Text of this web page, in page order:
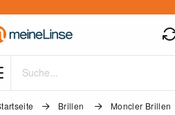
Zum Hauptinhalt springen
Brillen Moncler Brillen